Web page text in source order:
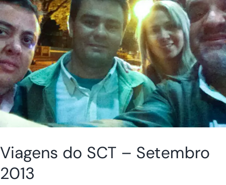
Viagens do SCT – Setembro
2013